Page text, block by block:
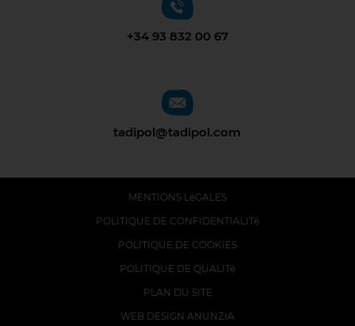
+34 93 832 00 67
tadipol@tadipol.com
MENTIONS LéGALES
POLITIQUE DE CONFIDENTIALITé
POLITIQUE DE COOKIES
POLITIQUE DE QUALITé
PLAN DU SITE
WEB DESIGN ANUNZIA